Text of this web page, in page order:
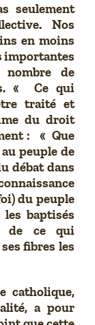
seulement
Nos
en moins
importantes
nombre de
« Ce qui
traité et
du droit
: « Que
peuple de
débat dans
du peuple
baptisés
de ce qui
fibres les
catholique,
a pour